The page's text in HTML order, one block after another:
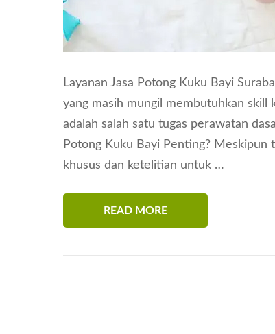
Layanan Jasa Potong Kuku Bayi
yang masih mungil membutuhkan skill
adalah salah satu tugas perawatan
Potong Kuku Bayi Penting?
khusus dan ketelitian untuk …
READ MORE